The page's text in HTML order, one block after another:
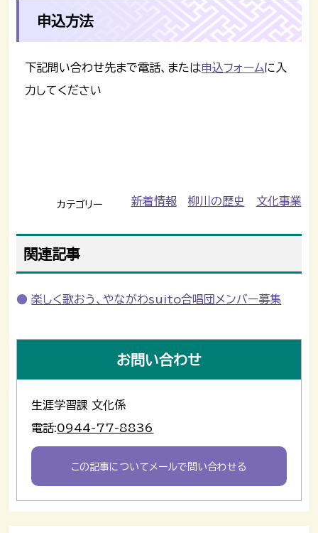
申込方法
下記問い合わせ先まで電話、または申込フォームに入
力してください
カテゴリー 新着情報 柳川の歴史 文化事業
関連記事
楽しく歌おう、やながわsuito合唱団メンバー募集
お問い合わせ
生涯学習課 文化係
電話:0944-77-8836
この記事についてメールで問い合わせる